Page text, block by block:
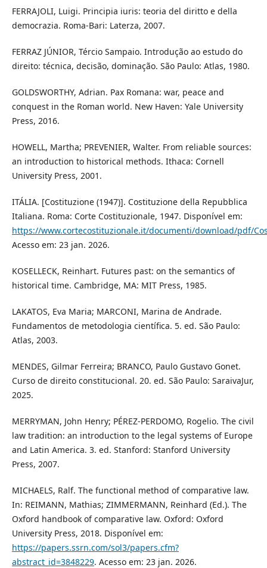
FERRAJOLI, Luigi. Principia iuris: teoria del diritto e della
democrazia. Roma-Bari: Laterza, 2007.
FERRAZ JÚNIOR, Tércio Sampaio. Introdução ao estudo do
direito: técnica, decisão, dominação. São Paulo: Atlas, 1980.
GOLDSWORTHY, Adrian. Pax Romana: war, peace and
conquest in the Roman world. New Haven: Yale University
Press, 2016.
HOWELL, Martha; PREVENIER, Walter. From reliable sources:
an introduction to historical methods. Ithaca: Cornell
University Press, 2001.
ITÁLIA. [Costituzione (1947)]. Costituzione della Repubblica
Italiana. Roma: Corte Costituzionale, 1947. Disponível em:
https://www.cortecostituzionale.it/documenti/download/pdf/
Acesso em: 23 jan. 2026.
KOSELLECK, Reinhart. Futures past: on the semantics of
historical time. Cambridge, MA: MIT Press, 1985.
LAKATOS, Eva Maria; MARCONI, Marina de Andrade.
Fundamentos de metodologia científica. 5. ed. São Paulo:
Atlas, 2003.
MENDES, Gilmar Ferreira; BRANCO, Paulo Gustavo Gonet.
Curso de direito constitucional. 20. ed. São Paulo: SaraivaJur,
2025.
MERRYMAN, John Henry; PÉREZ-PERDOMO, Rogelio. The civil
law tradition: an introduction to the legal systems of Europe
and Latin America. 3. ed. Stanford: Stanford University
Press, 2007.
MICHAELS, Ralf. The functional method of comparative law.
In: REIMANN, Mathias; ZIMMERMANN, Reinhard (Ed.). The
Oxford handbook of comparative law. Oxford: Oxford
University Press, 2018. Disponível em:
https://papers.ssrn.com/sol3/papers.cfm?
abstract_id=3848229. Acesso em: 23 jan. 2026.